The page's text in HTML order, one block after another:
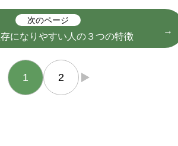
次のページ
になりやすい人の３つの特徴
1 2 →